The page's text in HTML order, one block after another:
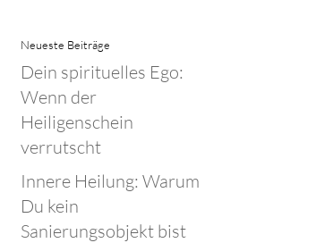
Neueste Beiträge
Dein spirituelles Ego:
Wenn der
Heiligenschein
verrutscht
Innere Heilung: Warum
Du kein
Sanierungsobjekt bist